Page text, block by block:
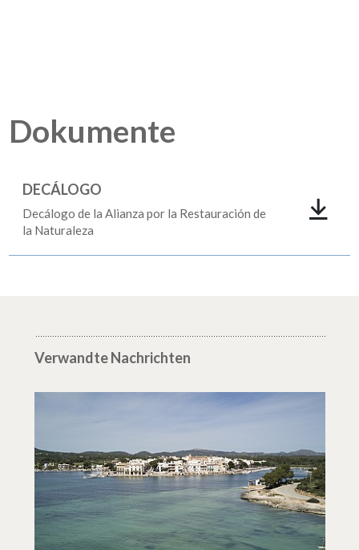
Dokumente
DECÁLOGO
Decálogo de la Alianza por la Restauración de
la Naturaleza
Verwandte Nachrichten